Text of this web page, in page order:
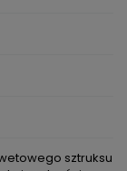
sztruksu